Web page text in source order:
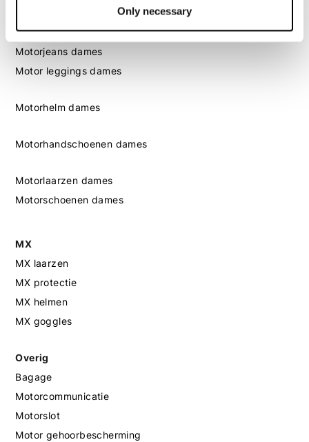
Only necessary
Motorpak dames
Motorjeans dames
Motor leggings dames
Motorhelm dames
Motorhandschoenen dames
Motorlaarzen dames
Motorschoenen dames
MX
MX laarzen
MX protectie
MX helmen
MX goggles
Overig
Bagage
Motorcommunicatie
Motorslot
Motor gehoorbescherming